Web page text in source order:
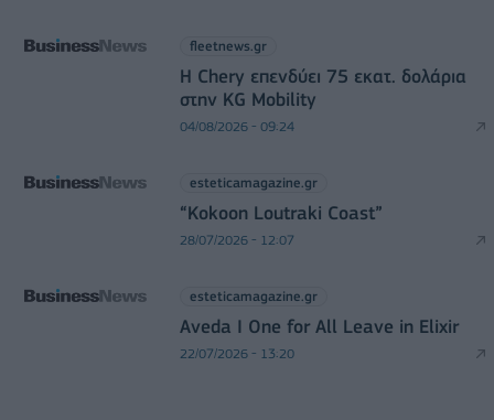
fleetnews.gr
Η Chery επενδύει 75 εκατ. δολάρια
στην KG Mobility
04/08/2026 - 09:24
esteticamagazine.gr
“Kokoon Loutraki Coast”
28/07/2026 - 12:07
esteticamagazine.gr
Aveda I One for All Leave in Elixir
22/07/2026 - 13:20